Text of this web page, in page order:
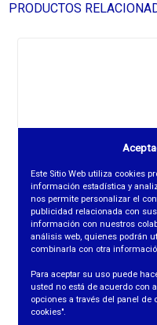
PRODUCTOS
Este Sitio Web utiliza cookies
información estadística y
nos permite personalizar el
publicidad relacionada con
información con nuestros
análisis web, quienes podrán
combinarla con otra
Para aceptar su uso puede
usted no está de acuerdo con
opciones a través del panel
cookies".